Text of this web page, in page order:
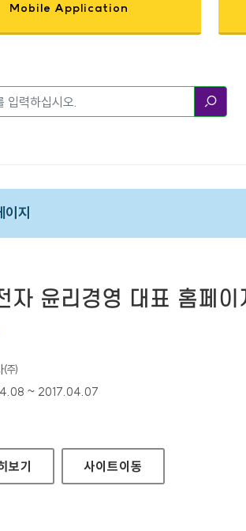
Mobile Application
이지
자 윤리경영 대표 홈페이
㈜
:
~ 2017.04.07
자 윤리경영 대표 홈페이지
보기 사이트이동